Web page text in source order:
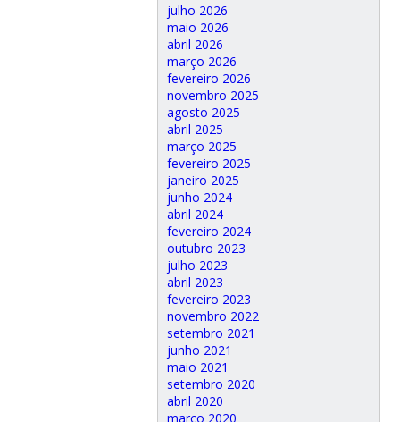
julho 2026
maio 2026
abril 2026
março 2026
fevereiro 2026
novembro 2025
agosto 2025
abril 2025
março 2025
fevereiro 2025
janeiro 2025
junho 2024
abril 2024
fevereiro 2024
outubro 2023
julho 2023
abril 2023
fevereiro 2023
novembro 2022
setembro 2021
junho 2021
maio 2021
setembro 2020
abril 2020
março 2020